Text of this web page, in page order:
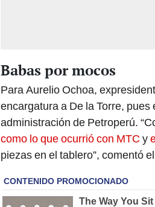
Babas por mocos
Para Aurelio Ochoa,
encargatura a De la Torre,
administración de Petroperú.
como lo que ocurrió con MTC y
piezas en el tablero”, comentó